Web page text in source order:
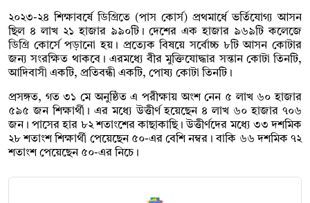
২০২৩-২৪ শিক্ষাবর্ষে ডিগ্রিতে (পাস কোর্স) প্রথমার্ধে ভর্তিযোগ্য আসন
ছিল ৪ লাখ ২১ হাজার ৯৯০টি। দেশের এক হাজার ৯৬৯টি কলেজে
ডিগ্রি কোর্সে পড়ানো হয়। প্রত্যেক বিষয়ে সর্বোচ্চ ৮টি আসন কোটার
জন্য সংরক্ষিত থাকবে। এরমধ্যে বীর মুক্তিযোদ্ধার সন্তান কোটা তিনটি,
আদিবাসী একটি, প্রতিবন্ধী একটি, পোষ্য কোটা তিনটি।
প্রসঙ্গত, গত ৩১ মে অনুষ্ঠিত এ পরীক্ষায় অংশ নেন ৫ লাখ ৬০ হাজার
৫৯৫ জন শিক্ষার্থী। এর মধ্যে উত্তীর্ণ হয়েছেন ৪ লাখ ৬০ হাজার ৭০৬
জন। পাসের হার ৮২ শতাংশের কাছাকাছি। উত্তীর্ণদের মধ্যে ৩৩ দশমিক
২৮ শতাংশ শিক্ষার্থী পেয়েছেন ৫০-এর বেশি নম্বর। বাকি ৬৬ দশমিক ৭২
শতাংশ পেয়েছেন ৫০-এর নিচে।